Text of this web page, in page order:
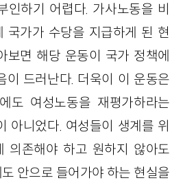
인하기 어렵다. 가사노동을 비
국가가 수당을 지급하게 된 현
보면 해당 운동이 국가 정책에
이 드러난다. 더욱이 이 운동은
도 여성노동을 재평가하라는
아니었다. 여성들이 생계를 위
의존해야 하고 원하지 않아도
안으로 들어가야 하는 현실을